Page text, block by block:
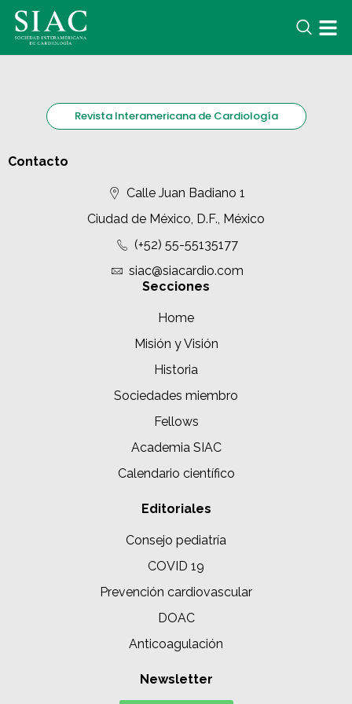
Revista Interamericana de Cardiología
Contacto
Calle Juan Badiano 1
Ciudad de México, D.F., México
(+52) 55-55135177
siac@siacardio.com
Secciones
Home
Misión y Visión
Historia
Sociedades miembro
Fellows
Academia SIAC
Calendario científico
Editoriales
Consejo pediatría
COVID 19
Prevención cardiovascular
DOAC
Anticoagulación
Newsletter